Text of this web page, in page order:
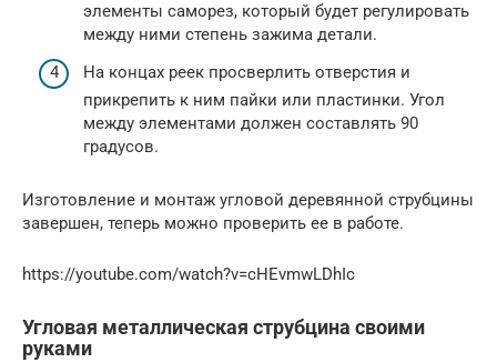
элементы саморез, который будет регулировать
между ними степень зажима детали.
На концах реек просверлить отверстия и
прикрепить к ним пайки или пластинки. Угол
между элементами должен составлять 90
градусов.
Изготовление и монтаж угловой деревянной струбцины
завершен, теперь можно проверить ее в работе.
https://youtube.com/watch?v=cHEvmwLDhIc
Угловая металлическая струбцина своими
руками